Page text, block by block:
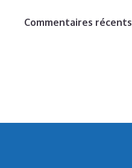
Commentaires récents